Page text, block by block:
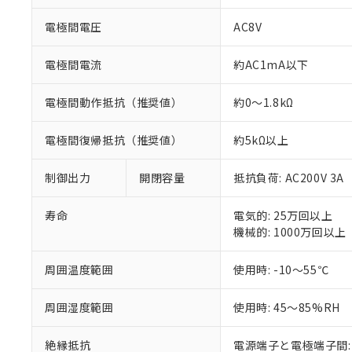
電極間電圧 AC8V
電極間電流 約AC1mA以下
電極間動作抵抗（推奨値） 約0～1.8kΩ
電極間復帰抵抗（推奨値） 約5kΩ以上
制御出力 開閉容量 抵抗負荷: AC200V 3A
寿命
電気的: 25万回以上
機械的: 1000万回以上
周囲温度範囲 使用時: -10～55℃
周囲湿度範囲 使用時: 45～85%RH
絶縁抵抗
電源端子と電極端子
以下の条件をお読
本サービス
くものです。
在庫状況お
のであり、
い。
正式な納期
当社販売員
在庫状況お
す。
マイパーツ
ている必要
お客様が当
が、当社の
さい。
※当社の共同
いる法人を
仕入先様の事情に
があります。
*EU RoHS指令（10物質
鉛(Pb) 1000ppm以下、
六価クロム(Cr(Ⅵ))
ル（DBP） 1000ppm以
※2 対応予定月
部品在庫の切り替
※3 非含有証明
下記の非含有証明
EU RoHS指令（
※1 中国
「○」：最大均質
「－」：未確認で
*中国RoHS10物質の基
Cr(Ⅵ)(六価クロム) :
DBP(フタル酸ジブチル
DEHP(フタル酸ビス(2-
※2 環境保護使
「ｅ」：有害物質
味します。
「－」：未確認で
当社は、こ
当社は規制
ます。
当社は貴社
置等に一切
当社は、貴
たしません。
記
号
説明
○
△ 一定数に
－
在庫な
機器販売
空
受注生